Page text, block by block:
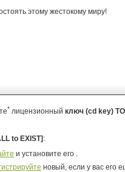
этому жестокому миру!
* лицензионный ключ (cd key)
to EXIST] :
и установите его .
новый, если у вас его